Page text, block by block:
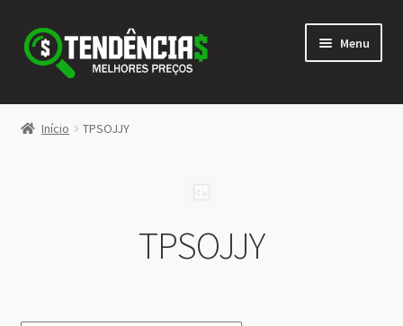
Pular
para
navegação
Pular
para
conteúdo
Menu
LOJA
Início TPSOJJY
TPSOJJY